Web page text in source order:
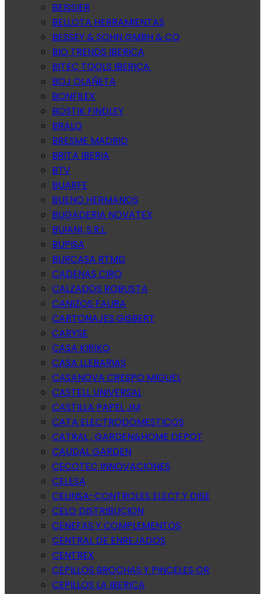
BEISSIER
BELLOTA HERRAMIENTAS
BESSEY & SOHN GMBH & CO
BIO TRENDS IBERICA
BITEC TOOLS IBERICA.
BOJ OLAÑETA
BONFILEX
BOSTIK FINDLEY
BRALO
BRESME MADRID
BRITA IBERIA
BTV
BUARFE
BUENO HERMANOS
BUGADERIA NOVATEX
BUIANI, S.R.L.
BUPISA
BURCASA RTMD
CADENAS CIRO
CALZADOS ROBUSTA
CANIZOS FAURA
CARTONAJES GISBERT
CARYSE
CASA KIRIKO
CASA LLEBARIAS
CASANOVA CRESPO MIGUEL
CASTELL UNIVERSAL
CASTILLA PAPEL JM
CATA ELECTRODOMESTICOS
CATRAL , GARDEN&HOME DEPOT
CAUDAL GARDEN
CECOTEC INNOVACIONES
CELESA
CELINSA-CONTROLES ELECT.Y DISE
CELO DISTRIBUCION
CENEFAS Y COMPLEMENTOS
CENTRAL DE ENREJADOS
CENTREX
CEPILLOS BROCHAS Y PINCELES OR
CEPILLOS LA IBERICA